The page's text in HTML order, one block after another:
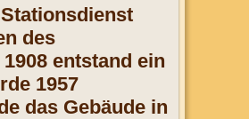
des
entstand ein
1957
das Gebäude in